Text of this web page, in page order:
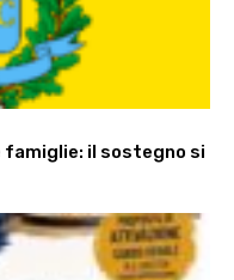
il sostegno si